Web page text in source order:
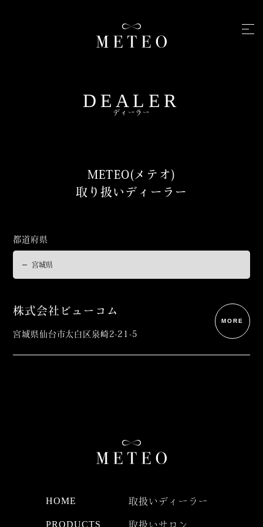
DEALER
ディーラー
METEO(メテオ)
取り扱いディーラー
都道府県
株式会社ビューコム
宮城県仙台市太白区泉崎2-21-5
MORE
HOME
PRODUCTS
取扱いディーラー
取扱いサロン